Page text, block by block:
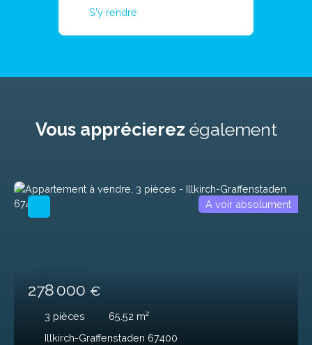
S'y rendre
Vous apprécierez également
278 000 €
3 pièces 65.52 m²
Illkirch-Graffenstaden 67400
A voir absolument